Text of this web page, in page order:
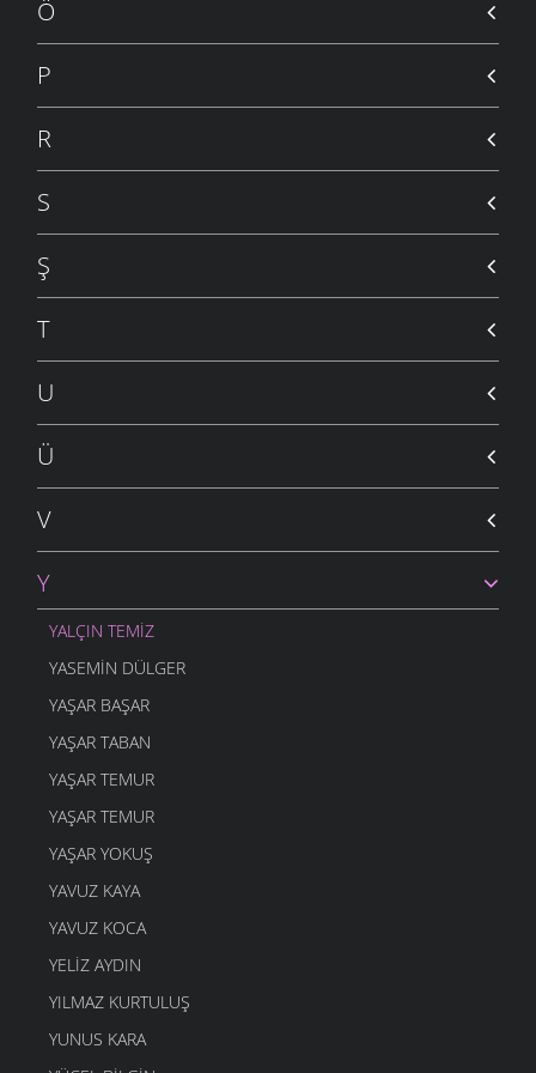
BOŞ BU DÜNYA
5 MART 2006
ALI
5 MART 2006
HERKES BURADADIR
İŞTE ÖYLE BİR ÇOCUK
DUVAR
5 MART 2006
ANASINI SATEM
5 MART 2006
O ZAMAN YAZDIM
5 MART 2006
YANLIŞ VAR
5 MART 2006
4 MART 2006
DOST BİLDİKLERİM
4 MART 2006
ŞAVŞETLİNIN GELENEGİ
DUDAK
4 MART 2006
GEL ÖĞRETMENE
4 MART 2006
YANDIM
4 MART 2006
Ö
P
R
S
Ş
T
U
Ü
V
Y
YALÇIN TEMIZ
YASEMIN DÜLGER
YAŞAR BAŞAR
YAŞAR TABAN
YAŞAR TEMUR
YAŞAR TEMUR
YAŞAR YOKUŞ
YAVUZ KAYA
YAVUZ KOCA
YELIZ AYDIN
YILMAZ KURTULUŞ
YUNUS KARA